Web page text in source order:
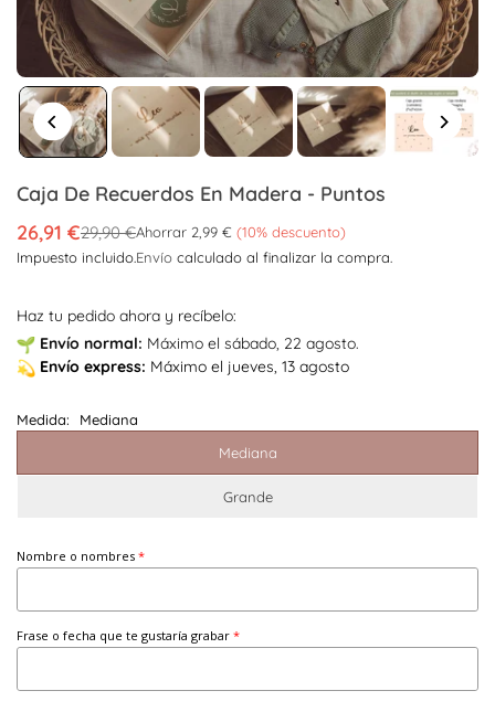
Caja De Recuerdos En Madera - Puntos
Precio
habitual
26,91 €29,90 €Ahorrar 2,99 € (10% descuento)
Impuesto incluido.Envío calculado al finalizar la compra.
Haz tu pedido ahora y recíbelo:
Envíonormal: Máximo el sábado, 22 agosto.
Envíoexpress: Máximo el jueves, 13 agosto
Medida:
Mediana
Mediana
Grande
Nombre o nombres
Frase o fecha que te gustaría grabar